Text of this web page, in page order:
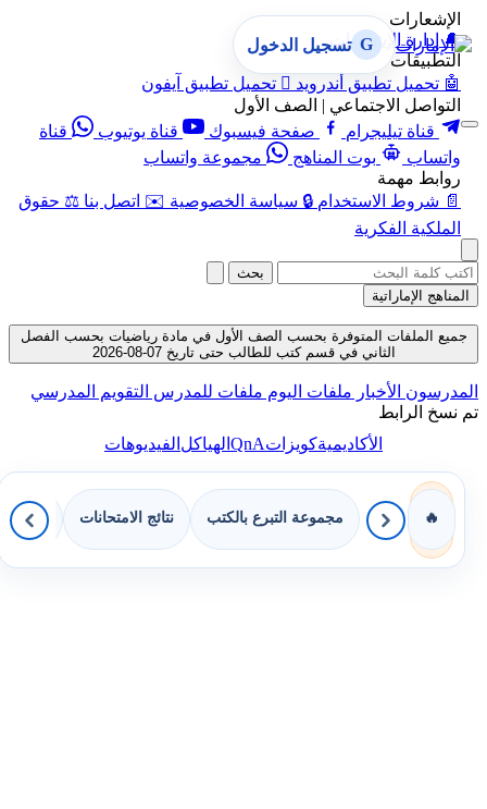
الإشعارات
🔔 إدارة الإشعارات
التطبيقات
🤖 تحميل تطبيق أندرويد  تحميل تطبيق آيفون
التواصل الاجتماعي | الصف الأول
قناة تيليجرام
صفحة فيسبوك قناة يوتيوب
قناة
واتساب
بوت المناهج
مجموعة واتساب
روابط مهمة
📄 شروط الاستخدام 🔒 سياسة الخصوصية ✉️ اتصل بنا ⚖️ حقوق
الملكية الفكرية
G تسجيل الدخول
بحث
المناهج الإماراتية
جميع الملفات المتوفرة بحسب الصف الأول في مادة رياضيات بحسب الفصل
الثاني في قسم كتب للطالب حتى تاريخ 07-08-2026
المدرسون الأخبار ملفات اليوم ملفات للمدرس التقويم المدرسي
تم نسخ الرابط
الأكاديميةكويزاتQnAالهياكلالفيديوهات
🔥 مجموعة التبرع بالكتب نتائج الامتحانات